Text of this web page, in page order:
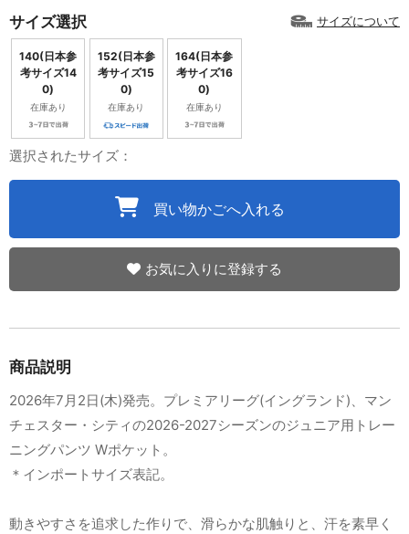
サイズ選択 サイズについて
140(日本参
考サイズ14
0)
在庫あり
152(日本参
考サイズ15
0)
在庫あり
164(日本参
考サイズ16
0)
在庫あり
選択されたサイズ：
買い物かごへ入れる
お気に入りに登録する
商品説明
2026年7月2日(木)発売。プレミアリーグ(イングランド)、マン
チェスター・シティの2026-2027シーズンのジュニア用トレー
ニングパンツ Wポケット。
＊インポートサイズ表記。
動きやすさを追求した作りで、滑らかな肌触りと、汗を素早く